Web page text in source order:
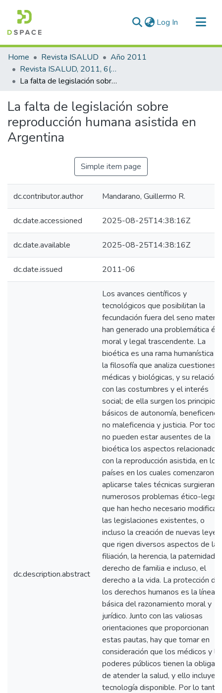
Log In (current)
Communities & Collections
All of DSpace
Statistics
Home Revista ISALUD
Año 2011
Revista ISALUD, 2011, 6(27)
La falta de legislación sobre reproducción humana asistida en Argentina
La falta de legislación sobre
reproducción humana asistida en
Argentina
Simple item page
dc.contributor.author Mandarano, Guillermo R.
dc.date.accessioned 2025-08-25T14:38:16Z
dc.date.available 2025-08-25T14:38:16Z
dc.date.issued 2011-06
dc.description.abstract
Los avances científicos y
tecnológicos que posibilitan la
fecundación fuera del seno
han generado una problemática
moral y legal trascendente. La
bioética es una rama humanística
la filosofía que analiza cuestiones
médicas y biológicas, y su relación
con las costumbres y el interés
social; de ella surgen los principios
básicos de autonomía,
no maleficencia y justicia. Por todo,
no pueden estar ausentes de la
bioética los aspectos relacionados
con la reproducción asistida, en los
países en los cuales comenzaron a
aplicarse tales técnicas surgieran
numerosos problemas ético-
que han hecho necesario modificar
las legislaciones existentes, o
incluso la creación de nuevas leyes,
que rigen diversos aspectos de la
filiación, la herencia, la paternidad,
derecho de familia e incluso, el
derecho a la vida. La protección de
los derechos humanos es la línea
básica del razonamiento moral y
jurídico. Junto con las valiosas
orientaciones que proporcionan
estas pautas, hay que tomar en
consideración que los médicos y
poderes públicos tienen la
de atender la salud, y ello incluye
tecnología disponible. Por lo tanto,